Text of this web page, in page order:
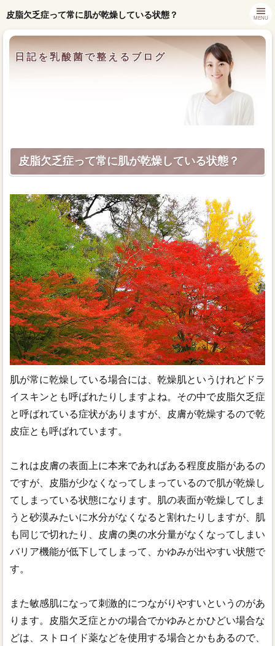
皮脂欠乏症って常に肌が乾燥している状態？
日記を乳酸菌で整えるブログ
MENU
皮脂欠乏症って常に肌が乾燥している状態？
肌が常に乾燥している場合には、乾燥肌というけれどドラ
イスキンとも呼ばれたりしますよね。その中で皮脂欠乏症
と呼ばれている症状がありますが、皮膚が乾燥するので乾
皮症とも呼ばれています。
これは皮膚の表面上に本来であればある程度皮脂があるの
ですが、皮脂が少なくなってしまっているので肌が乾燥し
てしまっている状態になります。肌の表面が乾燥してしま
うと砂漠みたいに水分がなくなると割れたりしますが、肌
も同じで切れたり、皮膚の奥の水分量がなくなってしまい
バリア機能が低下してしまって、かゆみが出やすい状態で
す。
また敏感肌になって刺激的につながりやすいというのがあ
ります。皮脂欠乏症とかの場合でかゆみとかひどい場合な
どは、ストロイド薬などを使用する場合とかもあるので、